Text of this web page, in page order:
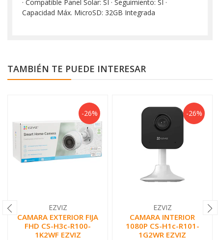
· Compatible Panel Solar: SI · Seguimiento: SI ·
Capacidad Máx. MicroSD: 32GB Integrada
TAMBIÉN TE PUEDE INTERESAR
-26%
EZVIZ
CAMARA EXTERIOR FIJA
FHD CS-H3c-R100-
1K2WF EZVIZ
-26%
EZVIZ
CAMARA INTERIOR
1080P CS-H1c-R101-
1G2WR EZVIZ